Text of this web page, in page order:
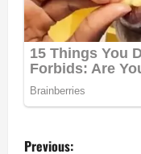
P
Previous: